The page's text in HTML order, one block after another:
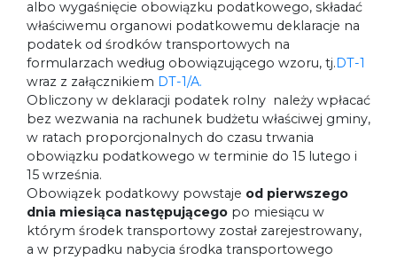
albo wygaśnięcie obowiązku podatkowego, składać
właściwemu organowi podatkowemu deklaracje na
podatek od środków transportowych na
formularzach według obowiązującego wzoru, tj.DT-1
wraz z załącznikiem DT-1/A.
Obliczony w deklaracji podatek rolny należy wpłacać
bez wezwania na rachunek budżetu właściwej gminy,
w ratach proporcjonalnych do czasu trwania
obowiązku podatkowego w terminie do 15 lutego i
15 września.
Obowiązek podatkowy powstaje od pierwszego
dnia miesiąca następującego po miesiącu w
którym środek transportowy został zarejestrowany,
a w przypadku nabycia środka transportowego